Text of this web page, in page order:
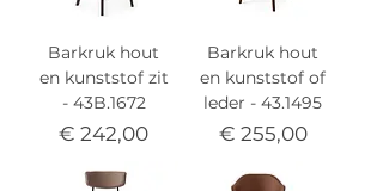
Barkruk hout
en kunststof zit
- 43B.1672
Prijs
€ 242,00
Barkruk hout
en kunststof of
leder - 43.1495
Prijs
€ 255,00